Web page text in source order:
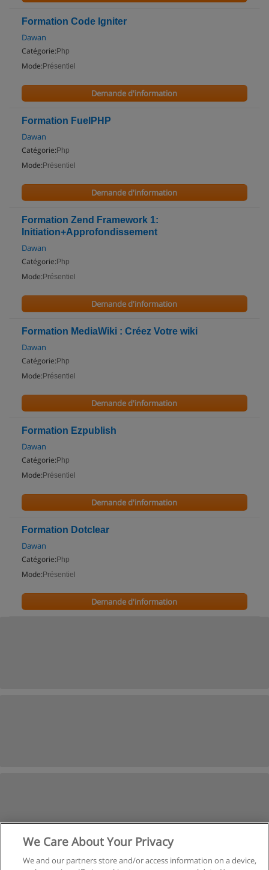
Formation Code Igniter
Dawan
Catégorie: Php
Mode: Présentiel
Demande d'information
Formation FuelPHP
Dawan
Catégorie: Php
Mode: Présentiel
Demande d'information
Formation Zend Framework 1:
Initiation+Approfondissement
Dawan
Catégorie: Php
Mode: Présentiel
Demande d'information
Formation MediaWiki : Créez Votre wiki
Dawan
Catégorie: Php
Mode: Présentiel
Demande d'information
Formation Ezpublish
Dawan
Catégorie: Php
Mode: Présentiel
Demande d'information
Formation Dotclear
Dawan
Catégorie: Php
Mode: Présentiel
Demande d'information
We Care About Your Privacy
We and our partners store and/or access information on a device,